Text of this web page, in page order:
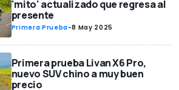
'mito' actualizado que regresa al
presente
Primera Prueba-8 May 2025
Primera prueba Livan X6 Pro,
nuevo SUV chino a muy buen
precio